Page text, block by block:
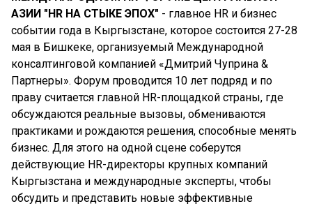
АЗИИ "HR НА СТЫКЕ ЭПОХ" - главное HR и бизнес
событии года в Кыргызстане, которое состоится 27-28
мая в Бишкеке, организуемый Международной
консалтинговой компанией «Дмитрий Чуприна &
Партнеры». Форум проводится 10 лет подряд и по
праву считается главной HR-площадкой страны, где
обсуждаются реальные вызовы, обмениваются
практиками и рождаются решения, способные менять
бизнес. Для этого на одной сцене соберутся
действующие HR-директоры крупных компаний
Кыргызстана и международные эксперты, чтобы
обсудить и представить новые эффективные